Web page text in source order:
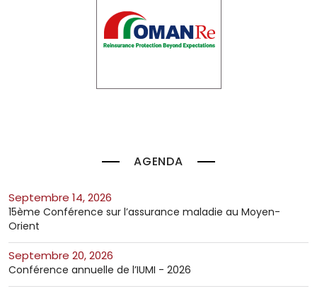
AGENDA
septembre 14, 2026
15ème Conférence sur l’assurance maladie au Moyen-
Orient
septembre 20, 2026
Conférence annuelle de l’IUMI - 2026